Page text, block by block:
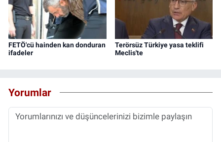
FETÖ'cü hainden kan donduran
ifadeler
Terörsüz Türkiye yasa teklifi
Meclis'te
Yorumlar